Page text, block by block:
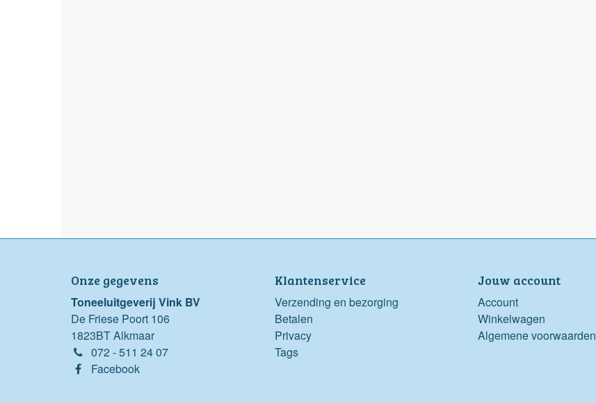
Onze gegevens
Toneeluitgeverij Vink BV
De Friese Poort 106
1823BT Alkmaar
072 - 511 24 07
Facebook
Klantenservice
Verzending en bezorging
Betalen
Privacy
Tags
Jouw account
Account
Winkelwagen
Algemene voorwaarden